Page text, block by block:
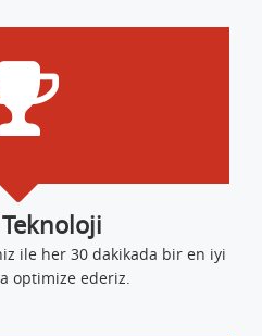
ile her 30 dakikada bir en iyi
optimize ederiz.